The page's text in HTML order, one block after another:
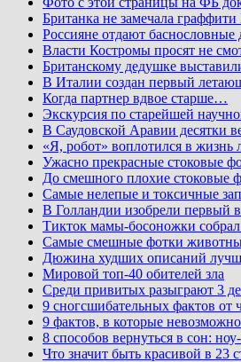
Британка не замечала
Россияне отдают
Власти Костромы просят не
Британскому дедушке
В Италии создан первый
Когда партнер вдвое старше…
Экскурсия по старейшей
В Саудовской Аравии десятки
«Я, робот» воплотился в жизнь
Ужасно прекрасные стоковые
До смешного плохие стоковые
Самые нелепые и токсичные
В Голландии изобрели первый
Тикток мамы-босоножки собрал
Самые смешные фотки
Дюжина худших описаний
Мировой топ-40 обителей зла
Среди привитых разыграют 3
9 сногсшибательных фактов от
9 фактов, в которые
8 способов вернуться в сон:
Что значит быть красивой в 23